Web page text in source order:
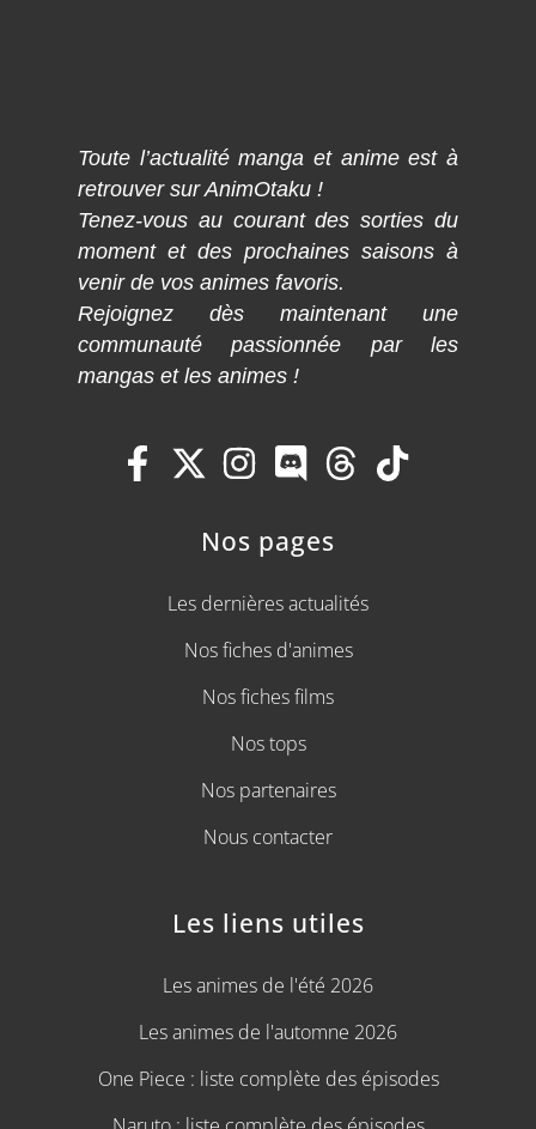
Toute l’actualité manga et anime est à
retrouver sur AnimOtaku !
Tenez-vous au courant des sorties du
moment et des prochaines saisons à
venir de vos animes favoris.
Rejoignez dès maintenant une
communauté passionnée par les
mangas et les animes !
Nos pages
Les dernières actualités
Nos fiches d'animes
Nos fiches films
Nos tops
Nos partenaires
Nous contacter
Les liens utiles
Les animes de l'été 2026
Les animes de l'automne 2026
One Piece : liste complète des épisodes